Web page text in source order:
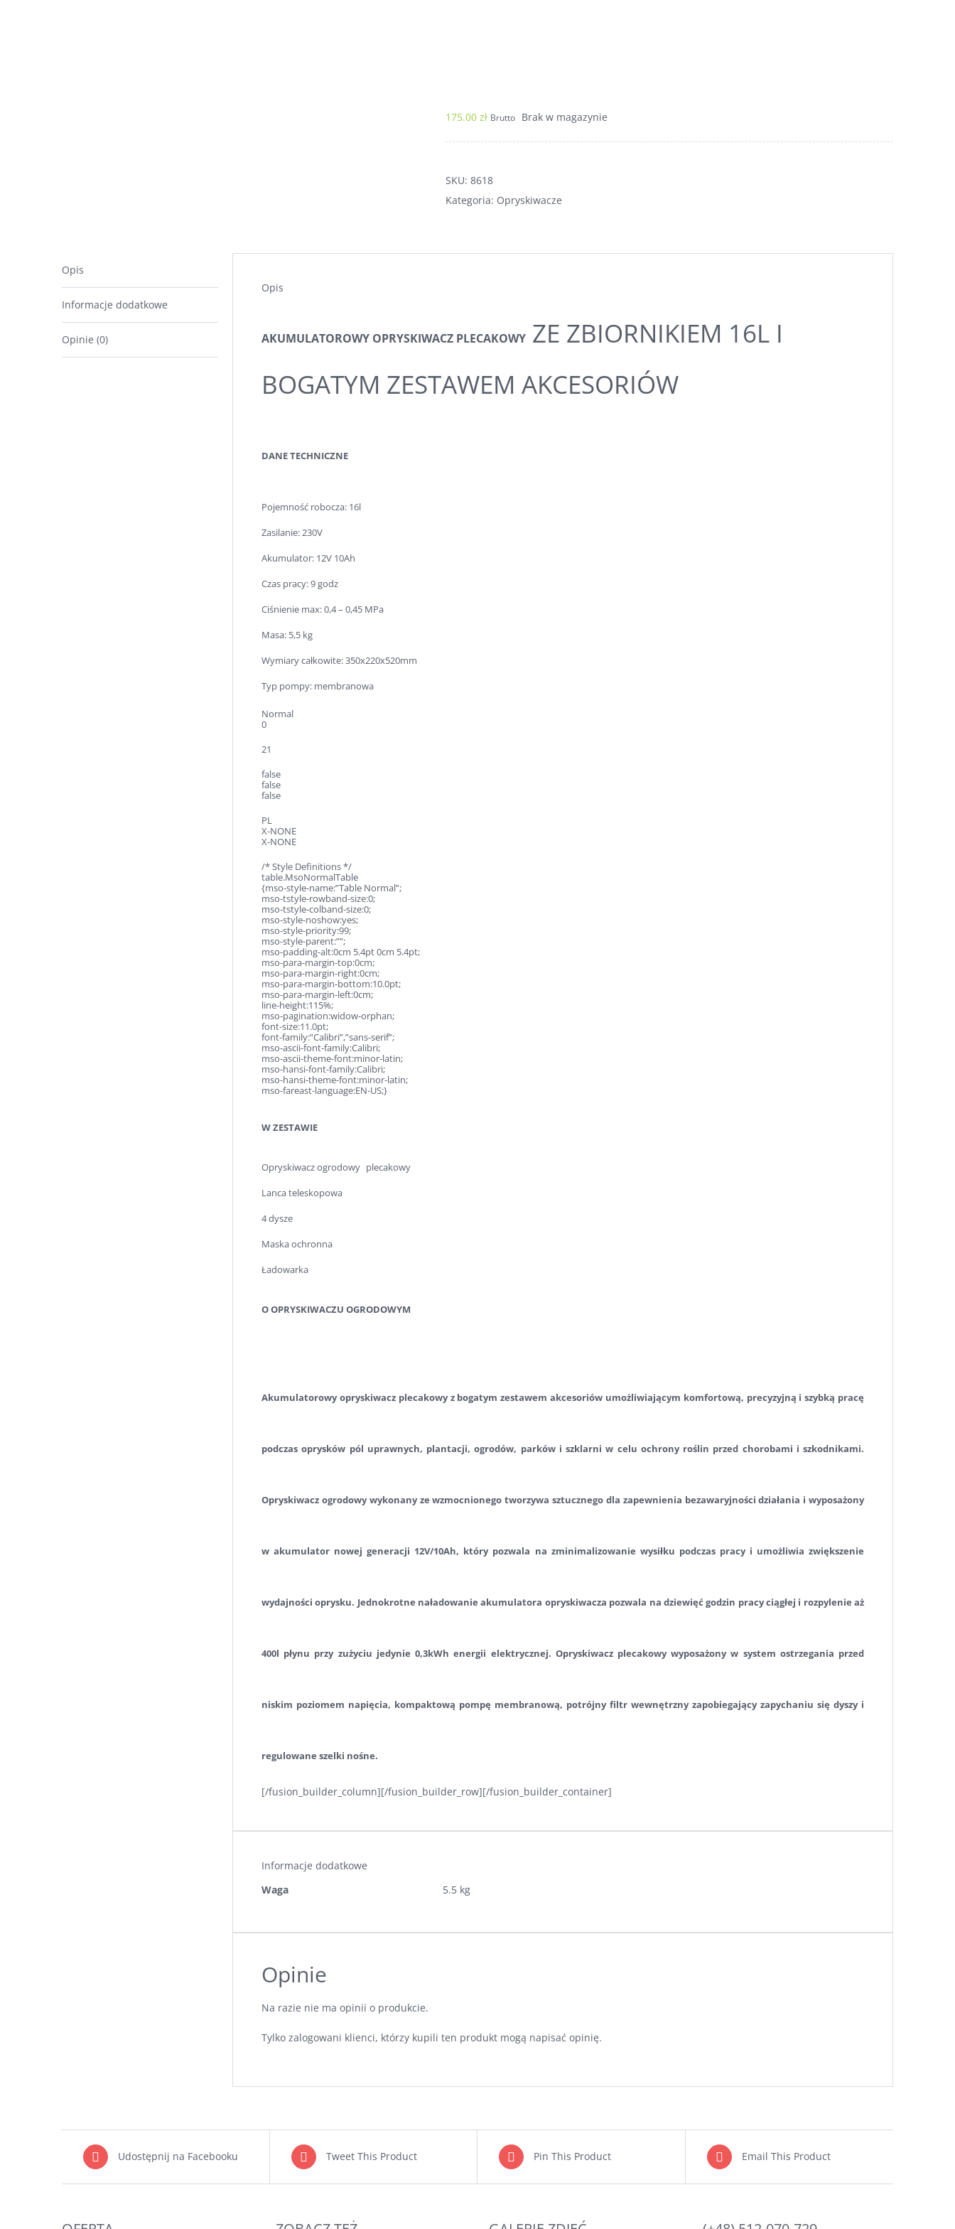
175.00 zł Brutto Brak w magazynie
SKU: 8618
Kategoria: Opryskiwacze
Opis
Informacje dodatkowe
Opinie (0)
Opis
AKUMULATOROWY OPRYSKIWACZ PLECAKOWY ZE ZBIORNIKIEM 16L I
BOGATYM ZESTAWEM AKCESORIÓW
DANE TECHNICZNE
Pojemność robocza: 16l
Zasilanie: 230V
Akumulator: 12V 10Ah
Czas pracy: 9 godz
Ciśnienie max: 0,4 – 0,45 MPa
Masa: 5,5 kg
Wymiary całkowite: 350x220x520mm
Typ pompy: membranowa
Normal
0
21
false
false
false
PL
X-NONE
X-NONE
/* Style Definitions */
table.MsoNormalTable
{mso-style-name:”Table Normal”;
mso-tstyle-rowband-size:0;
mso-tstyle-colband-size:0;
mso-style-noshow:yes;
mso-style-priority:99;
mso-style-parent:””;
mso-padding-alt:0cm 5.4pt 0cm 5.4pt;
mso-para-margin-top:0cm;
mso-para-margin-right:0cm;
mso-para-margin-bottom:10.0pt;
mso-para-margin-left:0cm;
line-height:115%;
mso-pagination:widow-orphan;
font-size:11.0pt;
font-family:”Calibri”,”sans-serif”;
mso-ascii-font-family:Calibri;
mso-ascii-theme-font:minor-latin;
mso-hansi-font-family:Calibri;
mso-hansi-theme-font:minor-latin;
mso-fareast-language:EN-US;}
W ZESTAWIE
Opryskiwacz ogrodowy plecakowy
Lanca teleskopowa
4 dysze
Maska ochronna
Ładowarka
O OPRYSKIWACZU OGRODOWYM
Akumulatorowy opryskiwacz plecakowy z bogatym zestawem akcesoriów umożliwiającym komfortową, precyzyjną i szybką pracę
podczas oprysków pól uprawnych, plantacji, ogrodów, parków i szklarni w celu ochrony roślin przed chorobami i szkodnikami.
Opryskiwacz ogrodowy wykonany ze wzmocnionego tworzywa sztucznego dla zapewnienia bezawaryjności działania i wyposażony
w akumulator nowej generacji 12V/10Ah, który pozwala na zminimalizowanie wysiłku podczas pracy i umożliwia zwiększenie
wydajności oprysku. Jednokrotne naładowanie akumulatora opryskiwacza pozwala na dziewięć godzin pracy ciągłej i rozpylenie aż
400l płynu przy zużyciu jedynie 0,3kWh energii elektrycznej. Opryskiwacz plecakowy wyposażony w system ostrzegania przed
niskim poziomem napięcia, kompaktową pompę membranową, potrójny filtr wewnętrzny zapobiegający zapychaniu się dyszy i
regulowane szelki nośne.
[/fusion_builder_column][/fusion_builder_row][/fusion_builder_container]
Informacje dodatkowe
Waga
5.5 kg
Opinie
Na razie nie ma opinii o produkcie.
Tylko zalogowani klienci, którzy kupili ten produkt mogą napisać opinię.
Udostępnij na Facebooku Tweet This Product Pin This Product Email This Product